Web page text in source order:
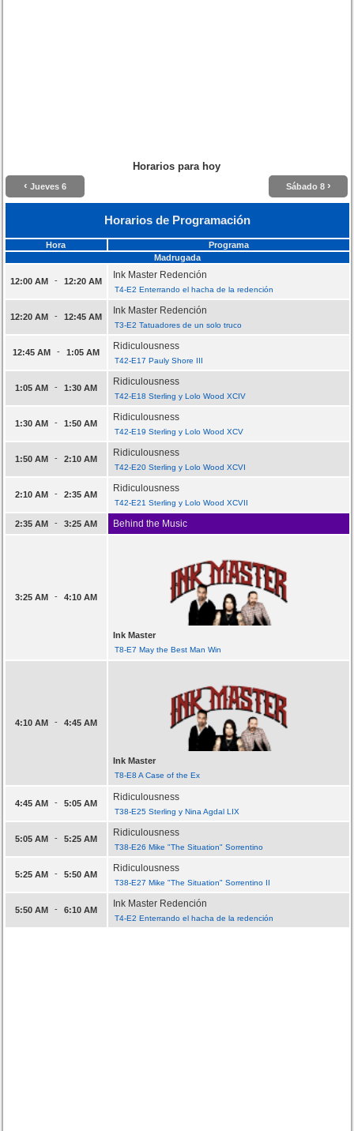
Horarios para hoy
‹ Jueves 6 Sábado 8 ›
Horarios de Programación
Hora
Programa
Madrugada
12:00 AM - 12:20 AM
Ink Master Redención
T4-E2 Enterrando el hacha de la redención
12:20 AM - 12:45 AM
Ink Master Redención
T3-E2 Tatuadores de un solo truco
12:45 AM - 1:05 AM
Ridiculousness
T42-E17 Pauly Shore III
1:05 AM - 1:30 AM
Ridiculousness
T42-E18 Sterling y Lolo Wood XCIV
1:30 AM - 1:50 AM
Ridiculousness
T42-E19 Sterling y Lolo Wood XCV
1:50 AM - 2:10 AM
Ridiculousness
T42-E20 Sterling y Lolo Wood XCVI
2:10 AM - 2:35 AM
Ridiculousness
T42-E21 Sterling y Lolo Wood XCVII
2:35 AM - 3:25 AM Behind the Music
3:25 AM - 4:10 AM
Ink Master
T8-E7 May the Best Man Win
4:10 AM - 4:45 AM
Ink Master
T8-E8 A Case of the Ex
4:45 AM - 5:05 AM
Ridiculousness
T38-E25 Sterling y Nina Agdal LIX
5:05 AM - 5:25 AM
Ridiculousness
T38-E26 Mike "The Situation" Sorrentino
5:25 AM - 5:50 AM
Ridiculousness
T38-E27 Mike "The Situation" Sorrentino II
5:50 AM - 6:10 AM
Ink Master Redención
T4-E2 Enterrando el hacha de la redención